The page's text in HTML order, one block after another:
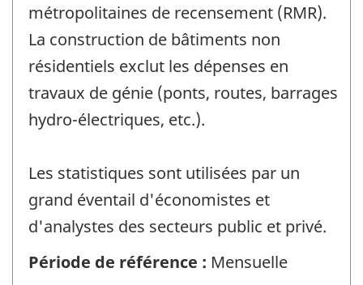
métropolitaines de recensement (RMR).
La construction de bâtiments non
résidentiels exclut les dépenses en
travaux de génie (ponts, routes, barrages
hydro-électriques, etc.).
Les statistiques sont utilisées par un
grand éventail d'économistes et
d'analystes des secteurs public et privé.
Période de référence : Mensuelle